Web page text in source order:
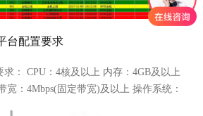
台配置要求
： CPU：4核及以上 内存：4GB及以上
宽：4Mbps(固定带宽)及以上 操作系统：